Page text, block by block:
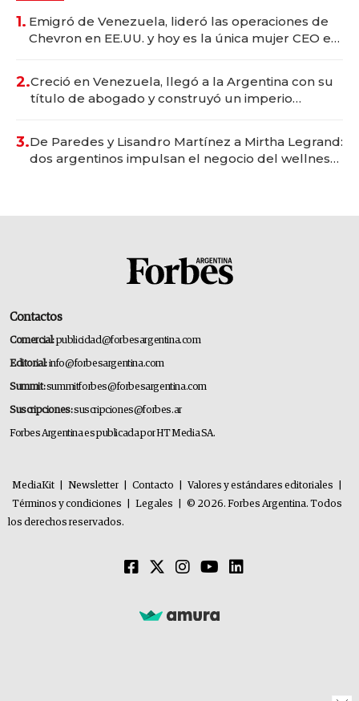
1. Emigró de Venezuela, lideró las operaciones de
Chevron en EE.UU. y hoy es la única mujer CEO en
2.Creció en Venezuela, llegó a la Argentina con su
título de abogado y construyó un imperio
3.De Paredes y Lisandro Martínez a Mirtha Legrand:
dos argentinos impulsan el negocio del wellness
Contactos
Comercial:publicidad@forbesargentina.com
Editorial:info@forbesargentina.com
Summit:summitforbes@forbesargentina.com
Suscripciones:suscripciones@forbes.ar
Forbes Argentina es publicada por HT Media SA.
MediaKit Newsletter Contacto Valores y estándares editoriales
Términos y condiciones
Legales
© 2026. Forbes Argentina. Todos
los derechos reservados.